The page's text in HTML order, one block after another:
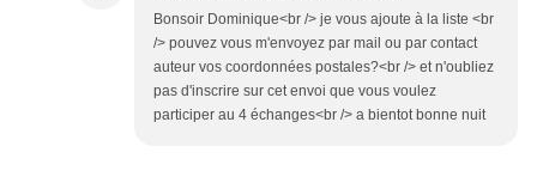
Bonsoir Dominique<br /> je vous ajoute à la liste <br
/> pouvez vous m'envoyez par mail ou par contact
auteur vos coordonnées postales?<br /> et n'oubliez
pas d'inscrire sur cet envoi que vous voulez
participer au 4 échanges<br /> a bientot bonne nuit